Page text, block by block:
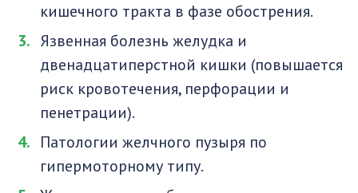
кишечного тракта в фазе обострения.
Язвенная болезнь желудка и
двенадцатиперстной кишки (повышается
риск кровотечения, перфорации и
пенетрации).
Патологии желчного пузыря по
гипермоторному типу.